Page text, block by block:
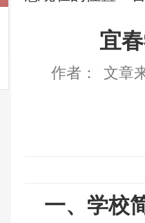
宜
作者： 文章
一、 学校